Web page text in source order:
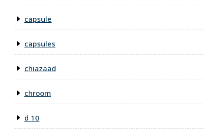
capsule
capsules
chiazaad
chroom
d 10